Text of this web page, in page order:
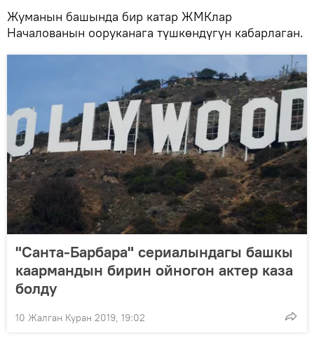
Жуманын башында бир катар ЖМКлар
Началованын ооруканага түшкөндүгүн кабарлаган.
"Санта-Барбара" сериалындагы башкы
каармандын бирин ойногон актер каза
болду
10 Жалган Куран 2019, 19:02